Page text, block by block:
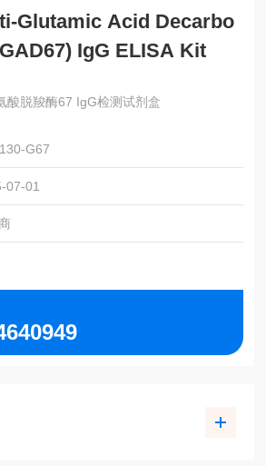
Glutamic Acid Decarbo
IgG ELISA Kit
酸脱羧酶67 IgG检测试剂盒
G67
07-01